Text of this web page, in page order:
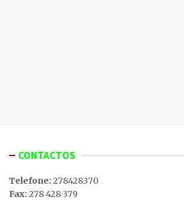
CONTACTOS
Telefone: 278428370
Fax: 278 428 379